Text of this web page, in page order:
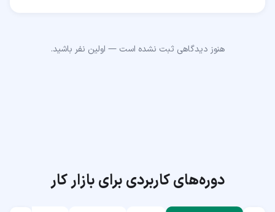
هنوز دیدگاهی ثبت نشده است — اولین نفر باشید.
دوره‌های کاربردی برای بازار کار